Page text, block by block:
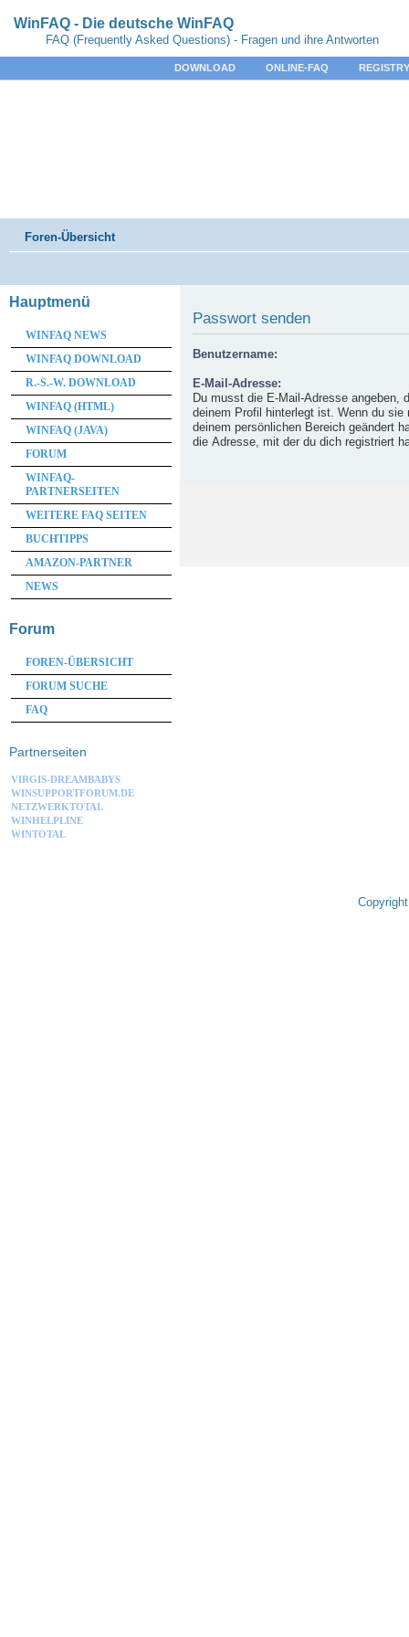
WinFAQ - Die deutsche WinFAQ
FAQ (Frequently Asked Questions) - Fragen und ihre Antworten
DOWNLOAD ONLINE-FAQ
Foren-Übersicht
Passwort senden
Benutzername:
E-Mail-Adresse:
Du musst die E-Mail-Adresse angeben,
deinem Profil hinterlegt ist. Wenn du sie
deinem persönlichen Bereich geändert
die Adresse, mit der du dich registriert
Hauptmenü
WINFAQ NEWS
WINFAQ DOWNLOAD
R.-S.-W. DOWNLOAD
WINFAQ (HTML)
WINFAQ (JAVA)
FORUM
WINFAQ-
PARTNERSEITEN
WEITERE FAQ SEITEN
BUCHTIPPS
AMAZON-PARTNER
NEWS
Forum
FOREN-ÜBERSICHT
FORUM SUCHE
FAQ
Partnerseiten
VIRGIS-DREAMBABYS
WINSUPPORTFORUM.DE
NETZWERKTOTAL
WINHELPLINE
WINTOTAL